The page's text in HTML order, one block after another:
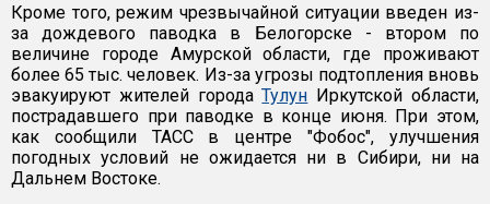
Кроме того, режим чрезвычайной ситуации введен из-
за дождевого паводка в Белогорске - втором по
величине городе Амурской области, где проживают
более 65 тыс. человек. Из-за угрозы подтопления вновь
эвакуируют жителей городаТулун Иркутской области,
пострадавшего при паводке в конце июня. При этом,
как сообщили ТАСС в центре "Фобос", улучшения
погодных условий не ожидается ни в Сибири, ни на
Дальнем Востоке.